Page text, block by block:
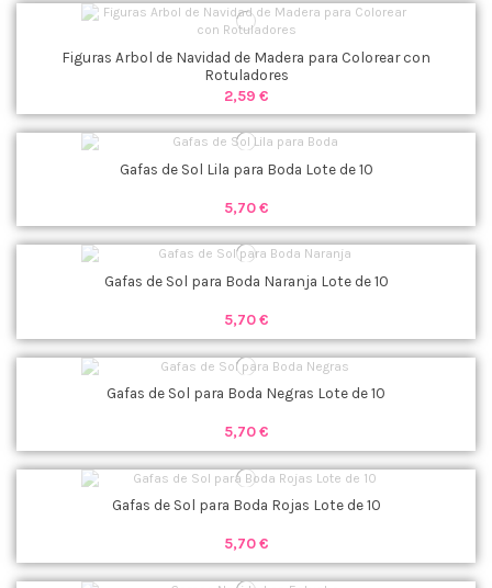
Figuras Arbol de Navidad de Madera para Colorear con
Rotuladores
2,59 €
Gafas de Sol Lila para Boda Lote de 10
5,70 €
Gafas de Sol para Boda Naranja Lote de 10
5,70 €
Gafas de Sol para Boda Negras Lote de 10
5,70 €
Gafas de Sol para Boda Rojas Lote de 10
5,70 €